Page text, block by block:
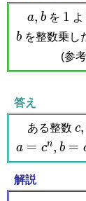
a,
a, b
b を 1
1
b を整数乗し
(参
答え
ある整数 c,
c,
a = cn, b =
c^m
b =
解説